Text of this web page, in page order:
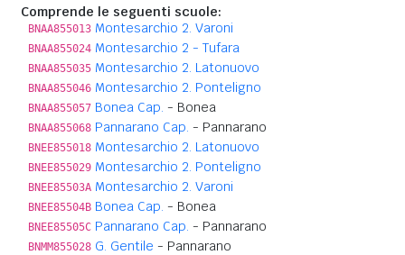
Comprende le seguenti scuole:
BNAA855013 Montesarchio 2. Varoni
BNAA855024 Montesarchio 2 - Tufara
BNAA855035 Montesarchio 2. Latonuovo
BNAA855046 Montesarchio 2. Ponteligno
BNAA855057 Bonea Cap. - Bonea
BNAA855068 Pannarano Cap. - Pannarano
BNEE855018 Montesarchio 2. Latonuovo
BNEE855029 Montesarchio 2. Ponteligno
BNEE85503A Montesarchio 2. Varoni
BNEE85504B Bonea Cap. - Bonea
BNEE85505C Pannarano Cap. - Pannarano
BNMM855028 G. Gentile - Pannarano